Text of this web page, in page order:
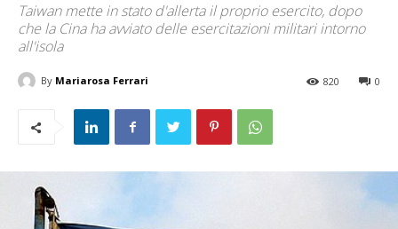
Taiwan mette in stato d'allerta il proprio esercito, dopo
che la Cina ha avviato delle esercitazioni militari intorno
all'isola
By Mariarosa Ferrari 0
820